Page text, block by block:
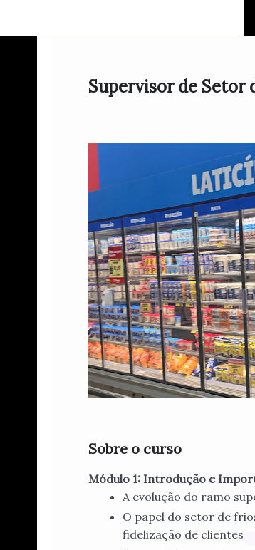
Supervisor de Setor
Sobre o curso
Módulo 1: Introdução e
A evolução do ramo
O papel do setor de
fidelização de clientes